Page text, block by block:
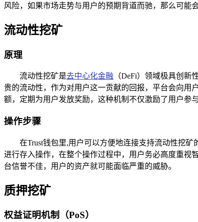
风险，如果市场走势与用户的预期背道而驰，那么可能
流动性挖矿
原理
流动性挖矿是去中心化金融 （DeFi）领域极具创
贵的流动性，作为对用户这一贡献的回报，平台会向用
额，定期为用户发放奖励，这种机制不仅激励了用户参
操作步骤
在Trust钱包里,用户可以方便地连接支持流动性挖
进行存入操作，在整个操作过程中，用户务必高度重视
台信誉不佳，用户的资产就可能面临严重的威胁。
质押挖矿
权益证明机制（PoS）